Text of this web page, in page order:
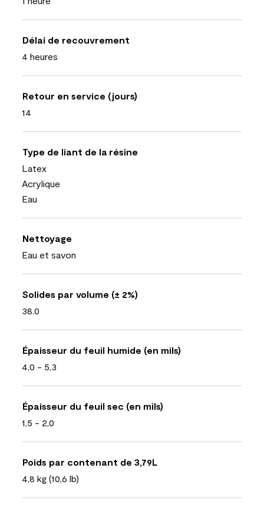
Délai de recouvrement
4 heures
Retour en service (jours)
14
Type de liant de la résine
Latex
Acrylique
Eau
Nettoyage
Eau et savon
Solides par volume (± 2%)
38.0
Épaisseur du feuil humide (en mils)
4,0 - 5,3
Épaisseur du feuil sec (en mils)
1,5 - 2,0
Poids par contenant de 3,79L
4,8 kg (10,6 lb)